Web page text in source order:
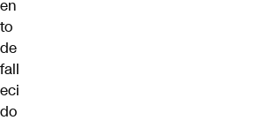
en
to
de
fall
eci
do